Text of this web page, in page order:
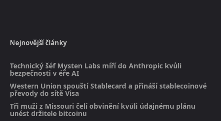
Nejnovější články
Technický šéf Mysten Labs míří do Anthropic kvůli
bezpečnosti v éře AI
Western Union spouští Stablecard a přináší stablecoinové
převody do sítě Visa
Tři muži z Missouri čelí obvinění kvůli údajnému plánu
unést držitele bitcoinu